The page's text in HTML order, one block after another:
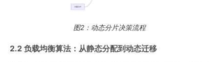
图2：动态分片决策流程
2.2 负载均衡算法：从静态分配到动态迁移